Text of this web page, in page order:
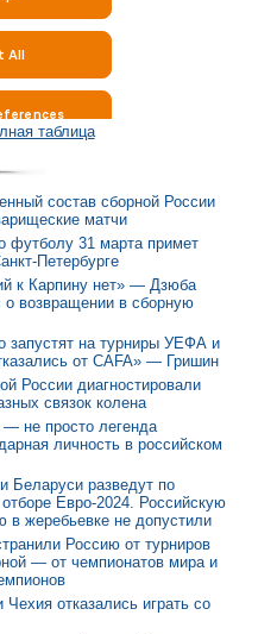
таблица
состав сборной России
матчи
футболу 31 марта примет
Петербурге
к Карпину нет» — Дзюба
о возвращении в сборную
запустят на турниры УЕФА и
от CAFA» — Гришин
России диагностировали
связок колена
не просто легенда
личность в российском
Беларуси разведут по
Евро-2024. Российскую
в жеребьевке не допустили
Россию от турниров
— от чемпионатов мира и
отказались играть со